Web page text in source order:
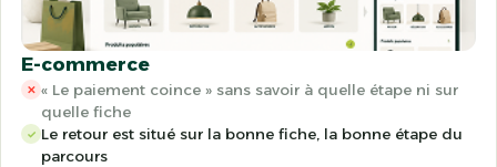
E-commerce
✕ « Le paiement coince » sans savoir à quelle étape ni sur
quelle fiche
✓ Le retour est situé sur la bonne fiche, la bonne étape du
parcours